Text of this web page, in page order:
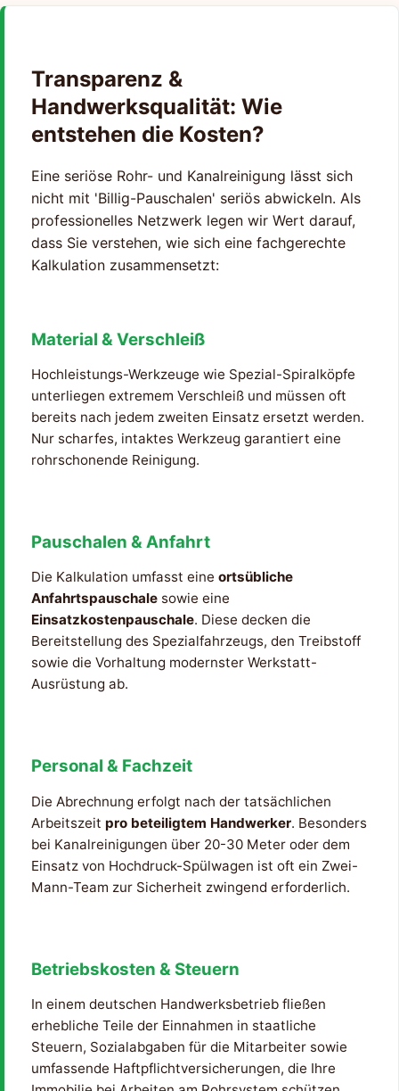
Transparenz &
Handwerksqualität: Wie
entstehen die Kosten?
Eine seriöse Rohr- und Kanalreinigung lässt sich
nicht mit 'Billig-Pauschalen' seriös abwickeln. Als
professionelles Netzwerk legen wir Wert darauf,
dass Sie verstehen, wie sich eine fachgerechte
Kalkulation zusammensetzt:
Material & Verschleiß
Hochleistungs-Werkzeuge wie Spezial-Spiralköpfe
unterliegen extremem Verschleiß und müssen oft
bereits nach jedem zweiten Einsatz ersetzt werden.
Nur scharfes, intaktes Werkzeug garantiert eine
rohrschonende Reinigung.
Pauschalen & Anfahrt
Die Kalkulation umfasst eine ortsübliche
Anfahrtspauschale sowie eine
Einsatzkostenpauschale. Diese decken die
Bereitstellung des Spezialfahrzeugs, den Treibstoff
sowie die Vorhaltung modernster Werkstatt-
Ausrüstung ab.
Personal & Fachzeit
Die Abrechnung erfolgt nach der tatsächlichen
Arbeitszeit pro beteiligtem Handwerker. Besonders
bei Kanalreinigungen über 20-30 Meter oder dem
Einsatz von Hochdruck-Spülwagen ist oft ein Zwei-
Mann-Team zur Sicherheit zwingend erforderlich.
Betriebskosten & Steuern
In einem deutschen Handwerksbetrieb fließen
erhebliche Teile der Einnahmen in staatliche
Steuern, Sozialabgaben für die Mitarbeiter sowie
umfassende Haftpflichtversicherungen, die Ihre